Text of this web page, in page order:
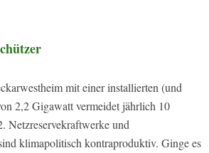
mit einer installierten (und
2,2 Gigawatt vermeidet jährlich 10
Netzreservekraftwerke und
klimapolitisch kontraproduktiv. Ginge es